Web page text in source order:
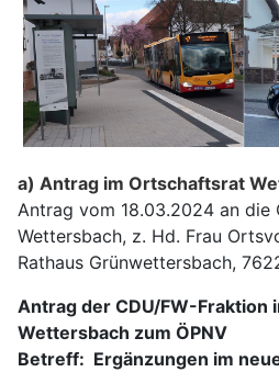
a) Antrag im Ortschaftsrat
Antrag vom 18.03.2024 an die
Wettersbach, z. Hd. Frau
Rathaus Grünwettersbach,
Antrag der CDU/FW-Fraktion
Wettersbach zum ÖPNV
Betreff: Ergänzungen im